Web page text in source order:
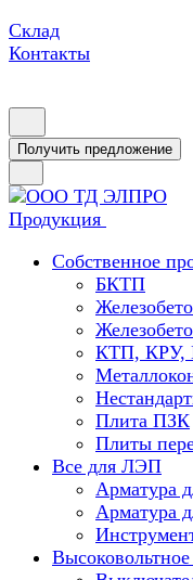
Склад
Контакты
Получить предложение
Продукция
Собственное
БКТП
КТП,
Плита ПЗК
Плиты
Все для ЛЭП
Арматура
Арматура